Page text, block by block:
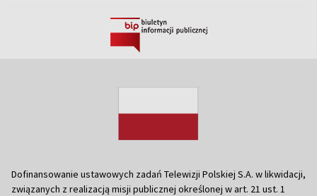
Dofinansowanie ustawowych zadań Telewizji Polskiej S.A. w likwidacji,
związanych z realizacją misji publicznej określonej w art. 21 ust. 1